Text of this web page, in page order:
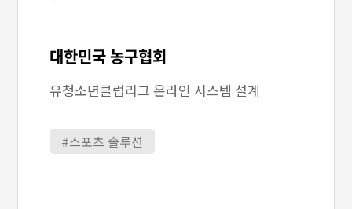
대한민국 농구협회
유청소년클럽리그 온라인 시스템 설계
#스포츠 솔루션